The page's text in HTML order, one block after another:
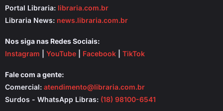
Portal Libraria: libraria.com.br
Libraria News: news.libraria.com.br
Nos siga nas Redes Sociais:
Instagram
YouTube Facebook TikTok
Fale com a gente:
Comercial: atendimento@libraria.com.br
Surdos - WhatsApp Libras: (18) 98100-6541